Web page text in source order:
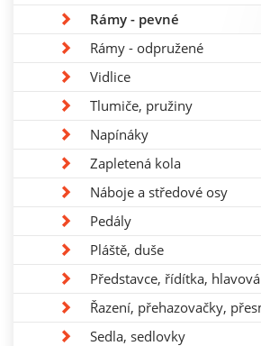
Rámy - pevné
Rámy - odpružené
Vidlice
Tlumiče, pružiny
Napínáky
Zapletená kola
Náboje a středové osy
Pedály
Pláště, duše
Představce, řídítka,
Řazení, přehazovačky,
Sedla, sedlovky